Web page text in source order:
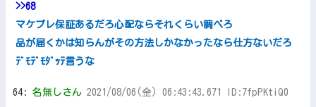
>>68
マケプレ保証あるだろ心配ならそれくらい調べろ
品が届くかは知らんがその方法しかなかったなら仕方ないだろ
ﾃﾞﾓﾃﾞﾓﾀﾞｯﾃ言うな
64: 名無しさん 2021/08/06(金) 06:43:43.671 ID:7fpPKtiQ0